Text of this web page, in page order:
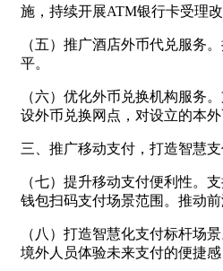
施，持续开展ATM银行卡受理
（五）推广酒店外币代兑服务
平。
（六）优化外币兑换机构服务
设外币兑换网点，对设立的本
三、推广移动支付，打造智慧
（七）提升移动支付便利性。
钱包扫码支付场景范围。推动
（八）打造智慧化支付标杆场
境外人员体验未来支付的便捷